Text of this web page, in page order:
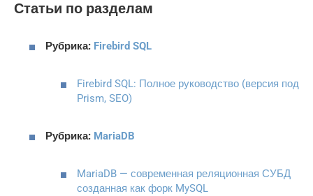
Статьи по разделам
Рубрика: Firebird SQL
Firebird SQL: Полное руководство (версия под
Prism, SEO)
Рубрика: MariaDB
MariaDB — современная реляционная СУБД
созданная как форк MySQL